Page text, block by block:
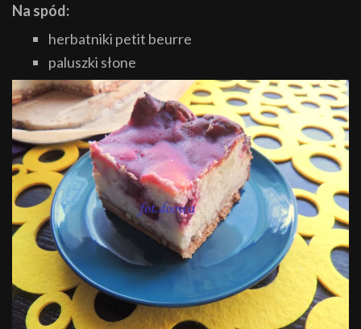
Na spód:
herbatniki petit beurre
paluszki słone